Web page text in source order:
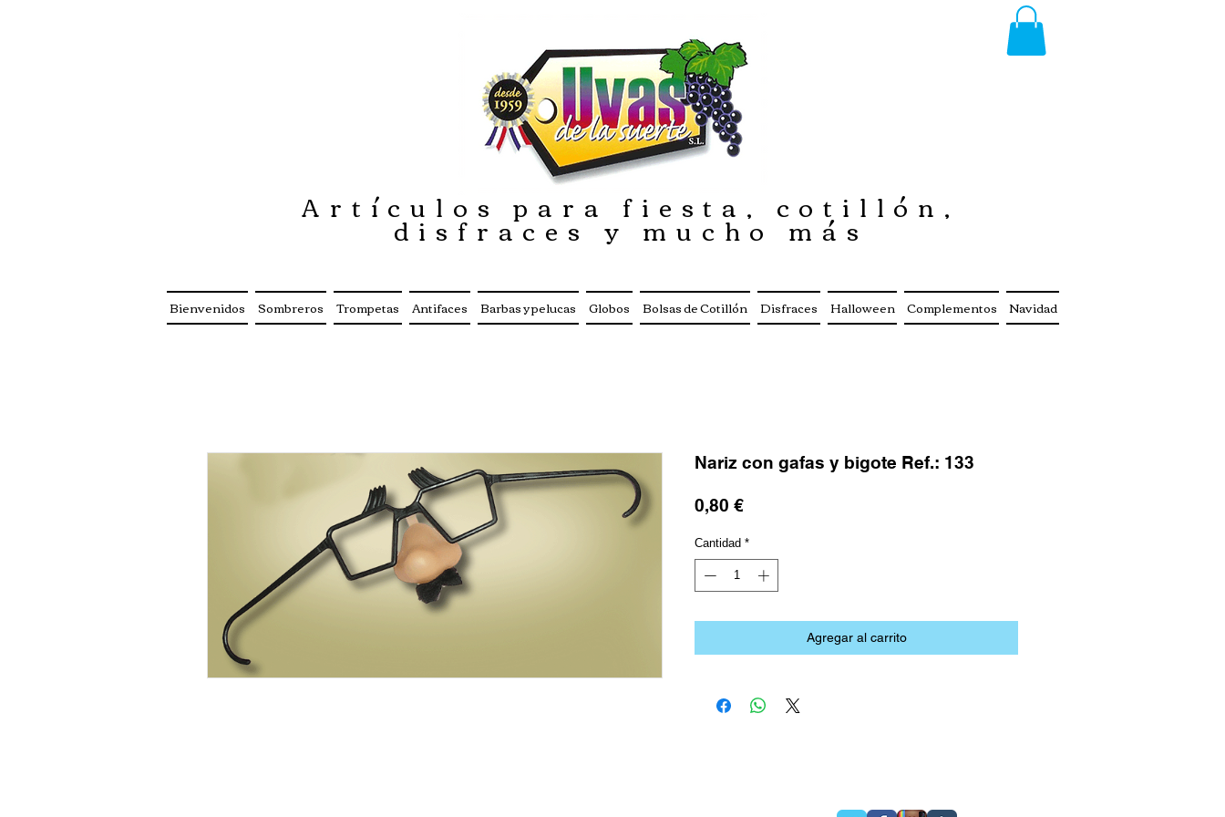
Nariz con gafas y bigote Ref.: 133
0,80 €Precio
Cantidad *
Agregar al carrito
Artículos para fiesta, cotillón,
disfraces y mucho más
Bienvenidos Sombreros Trompetas Antifaces Barbas y pelucas Globos Bolsas de Cotillón Disfraces Halloween Complementos Navidad